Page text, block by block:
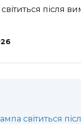
світиться